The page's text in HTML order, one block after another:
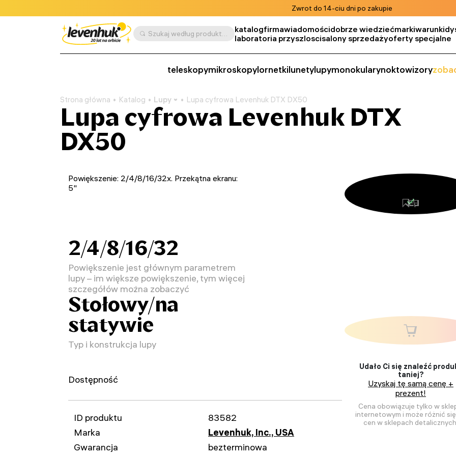
Zwrot do 14-ciu dni po zakupie
Szukaj według produktu, SKU, kategorii itp. katalogfirmawiadomościdobrze wiedziećmarkiwarunki
laboratoria przyszloscisalony sprzedażyoferty specjalne
teleskopymikroskopylornetkilunetylupymonokularynoktowizory
Strona główna Katalog Lupy Lupa cyfrowa Levenhuk DTX DX50
Lupa cyfrowa Levenhuk DTX
DX50
Udało Ci się znaleźć
taniej?
Uzyskaj tę samą cenę +
prezent!
Cena obowiązuje tylko w
internetowym i może różnić
cen w sklepach
Powiększenie: 2/4/8/16/32x. Przekątna ekranu:
5"
2/4/8/16/32
Powiększenie jest głównym parametrem
lupy – im większe powiększenie, tym więcej
szczegółów można zobaczyć
Stołowy/na
statywie
Typ i konstrukcja lupy
Dostępność
ID produktu
83582
Marka
Levenhuk, Inc., USA
Gwarancja
bezterminowa